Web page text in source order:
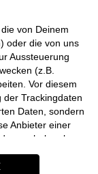
von Deinem
oder die von uns
Aussteuerung
(z.B.
Vor diesem
Trackingdaten
Daten, sondern
Anbieter einer
erhoben bzw.
wenn Du
Button